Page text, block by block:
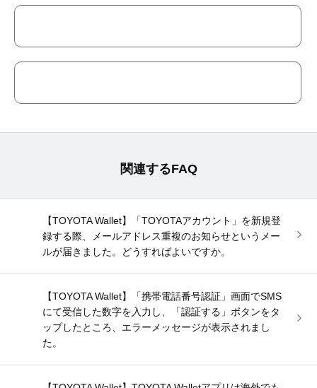
関連するFAQ
【TOYOTA Wallet】「TOYOTAアカウント」を新規登
録する際、メールアドレス重複のお知らせというメー
ルが届きました。どうすればよいですか。
【TOYOTA Wallet】「携帯電話番号認証」画面でSMS
にて受信した数字を入力し、「認証する」ボタンをタ
ップしたところ、エラーメッセージが表示されまし
た。